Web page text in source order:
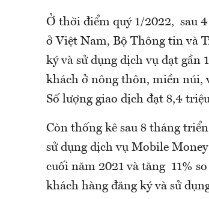
Ở thời điểm quý 1/2022, sau
ở Việt Nam, Bộ Thông tin và
ký và sử dụng dịch vụ đạt gần
khách ở nông thôn, miền núi,
Số lượng giao dịch đạt 8,4
Còn thống kê sau 8 tháng
sử dụng dịch vụ Mobile
cuối năm 2021 và tăng 11%
khách hàng đăng ký và sử